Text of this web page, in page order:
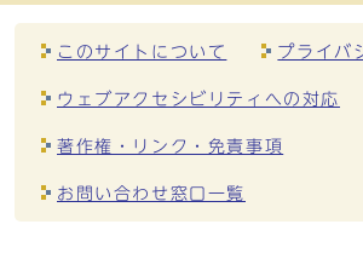
このサイトについて プライバ
ウェブアクセシビリティへの対応
著作権・リンク・免責事項
お問い合わせ窓口一覧